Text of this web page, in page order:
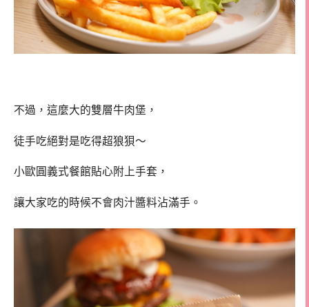
不過，這麼大的雙層牛肉堡，
徒手吃絕對是吃得超狼狽～
小歐圓義式餐館貼心附上手套，
讓大家吃的時候不會肉汁醬料沾滿手。